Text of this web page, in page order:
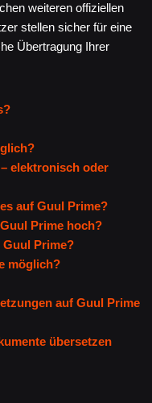
weiteren offiziellen
stellen sicher für eine
Übertragung Ihrer
elektronisch oder
auf Guul Prime?
Prime hoch?
Prime?
möglich?
auf Guul Prime
übersetzen